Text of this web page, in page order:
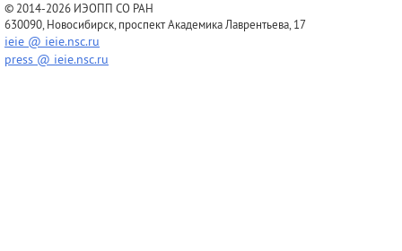
© 2014-2026 ИЭОПП СО РАН
630090, Новосибирск, проспект Академика Лаврентьева, 17
ieie @ ieie.nsc.ru
press @ ieie.nsc.ru